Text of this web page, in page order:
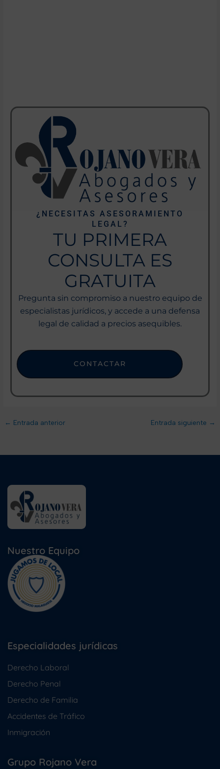
¿NECESITAS ASESORAMIENTO
LEGAL?
TU PRIMERA
CONSULTA ES
GRATUITA
Pregunta sin compromiso a nuestro equipo de
especialistas jurídicos, y accede a una defensa
legal de calidad a precios asequibles.
CONTACTAR
← Entrada anterior Entrada siguiente →
Nuestro Equipo
Especialidades jurídicas
Derecho Laboral
Derecho Penal
Derecho de Familia
Accidentes de Tráfico
Inmigración
Grupo Rojano Vera